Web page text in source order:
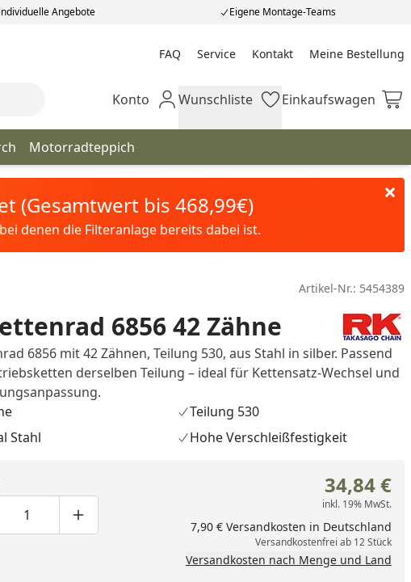
Angebote Eigene Montage-Teams
FAQ Service Kontakt Meine Bestellung
Meine Bestellung
Mein Konto
Konto Wunschliste
Wunschliste Einkaufswagen
Einkaufswagen
Motorradteppich
(Gesamtwert bis 468,99€)
denen die Filteranlage bereits dabei ist.
Artikel-Nr.: 5454389
6856 42 Zähne
6856 mit 42 Zähnen, Teilung 530, aus Stahl in silber. Passend
derselben Teilung – ideal für Kettensatz-Wechsel und
Teilung 530
Stahl
Hohe Verschleißfestigkeit
um eins verringern
Produktmenge manuell eingeben
Produktmenge um eins erhöhen
34,84 €
inkl. 19% MwSt.
7,90 € Versandkosten in Deutschland
Versandkostenfrei ab 12 Stück
Versandkosten nach Menge und Land